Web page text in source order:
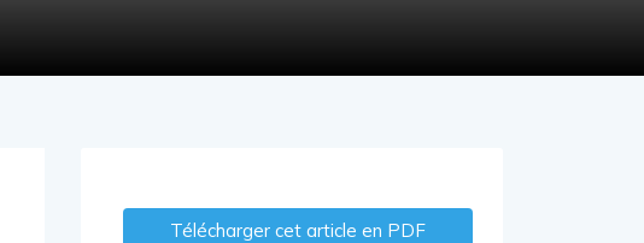
Télécharger cet article en PDF